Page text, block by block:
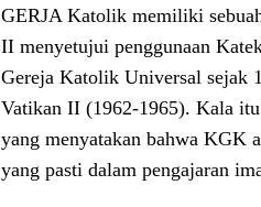
GERJA Katolik memiliki
II menyetujui penggunaan
Gereja Katolik Universal sejak
Vatikan II (1962-1965). Kala
yang menyatakan bahwa KGK
yang pasti dalam pengajaran